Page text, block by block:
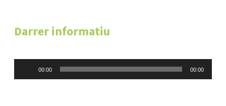
Darrer informatiu
00:00 00:00